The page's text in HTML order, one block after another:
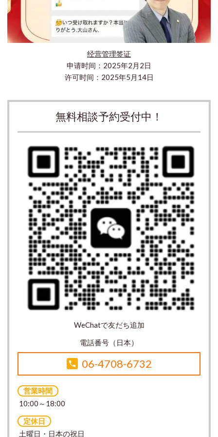
经营管理签证
申请时间：2025年2月2日
许可时间：2025年5月14日
無料相談予約受付中！
WeChatで友だち追加
電話番号（日本）
06-4708-6732
営業時間
10:00～18:00
定休日
土曜日・日本の祝日